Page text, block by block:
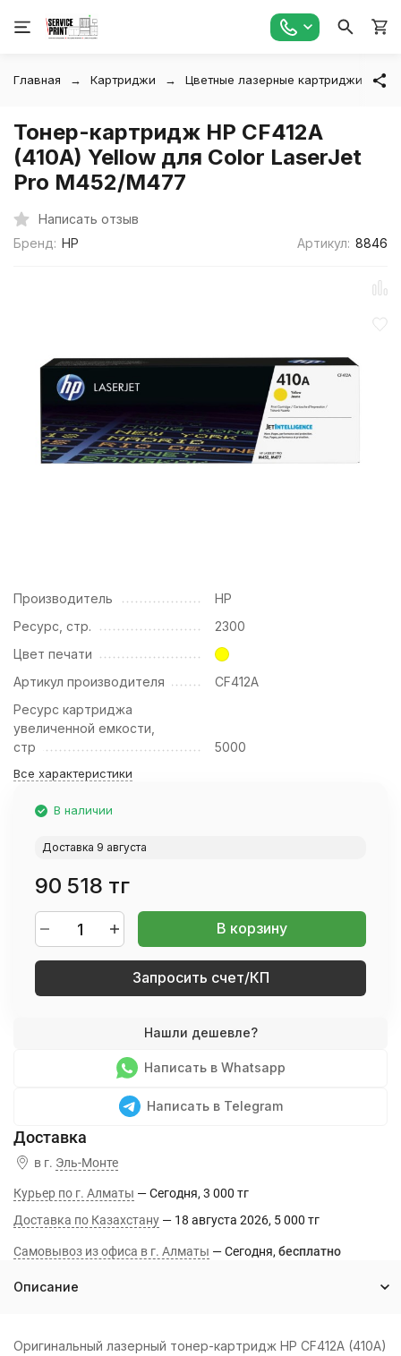
Главная Картриджи Цветные лазерные картриджи
Тонер-картридж HP CF412A
(410A) Yellow для Color LaserJet
Pro M452/M477
Написать отзыв
Бренд: HP Артикул: 8846
Производитель
HP
Ресурс, стр.
2300
Цвет печати
Артикул производителя
CF412A
Ресурс картриджа
увеличенной емкости,
стр
5000
Все характеристики
В наличии
Доставка 9 августа
90 518 тг
В корзину
Запросить счет/КП
Написать в Whatsapp
Написать в Telegram
в г. Эль-Монте
Курьер по г. Алматы Сегодня 3 000 тг
Доставка по Казахстану
18 августа 2026 5 000 тг
Самовывоз из офиса в г. Алматы Сегодня Бесплатно
Описание
Оригинальный лазерный тонер-картридж HP CF412A (410A)